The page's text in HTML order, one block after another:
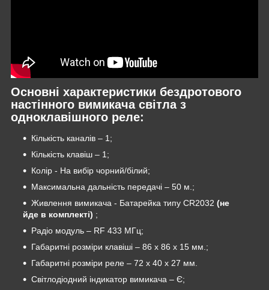
Основні характеристики бездротового
настінного вимикача світла з
одноклавішного реле:
Кількість каналів – 1;
Кількість клавіш – 1;
Колір - На вибір чорний/білий;
Максимальна дальність передачі – 50 м.;
Живлення вимикача - Батарейка типу CR2032 (не
йде в комплекті) ;
Радіо модуль – RF 433 МГц;
Габаритні розміри клавіші – 86 х 86 х 15 мм.;
Габаритні розміри реле – 72 х 40 х 27 мм.
Світлодіодний індикатор вимикача – Є;